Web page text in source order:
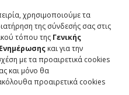
χρησιμοποιούμε τα
της σύνδεσής σας στις
τόπου της Γενικής
και για την
με τα προαιρετικά cookies
και μόνο θα
προαιρετικά cookies